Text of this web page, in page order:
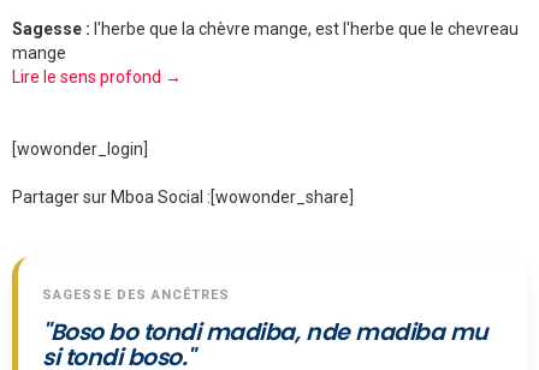
Sagesse : l'herbe que la chèvre mange, est l'herbe que le chevreau
mange
Lire le sens profond →
[wowonder_login]
Partager sur Mboa Social :[wowonder_share]
SAGESSE DES ANCÊTRES
"Boso bo tondi madiba, nde madiba mu
si tondi boso."